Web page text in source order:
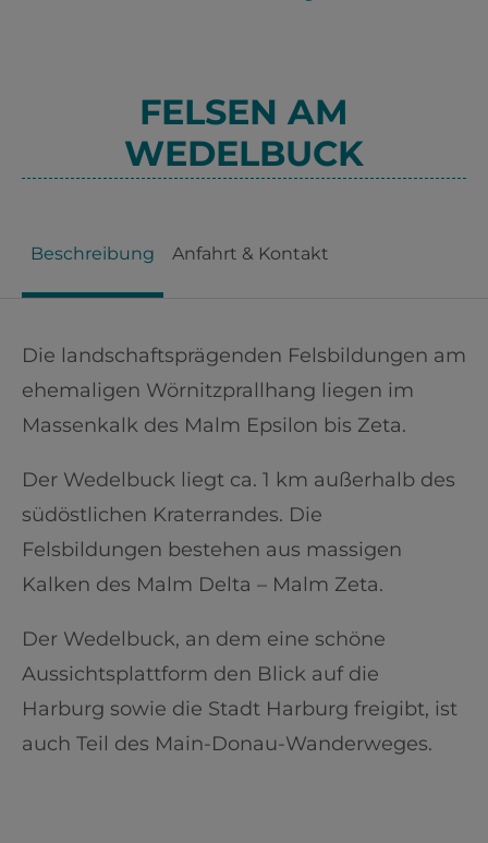
FELSEN AM
WEDELBUCK
Beschreibung Anfahrt & Kontakt
Die landschaftsprägenden Felsbildungen am
ehemaligen Wörnitzprallhang liegen im
Massenkalk des Malm Epsilon bis Zeta.
Der Wedelbuck liegt ca. 1 km außerhalb des
südöstlichen Kraterrandes. Die
Felsbildungen bestehen aus massigen
Kalken des Malm Delta – Malm Zeta.
Der Wedelbuck, an dem eine schöne
Aussichtsplattform den Blick auf die
Harburg sowie die Stadt Harburg freigibt, ist
auch Teil des Main-Donau-Wanderweges.